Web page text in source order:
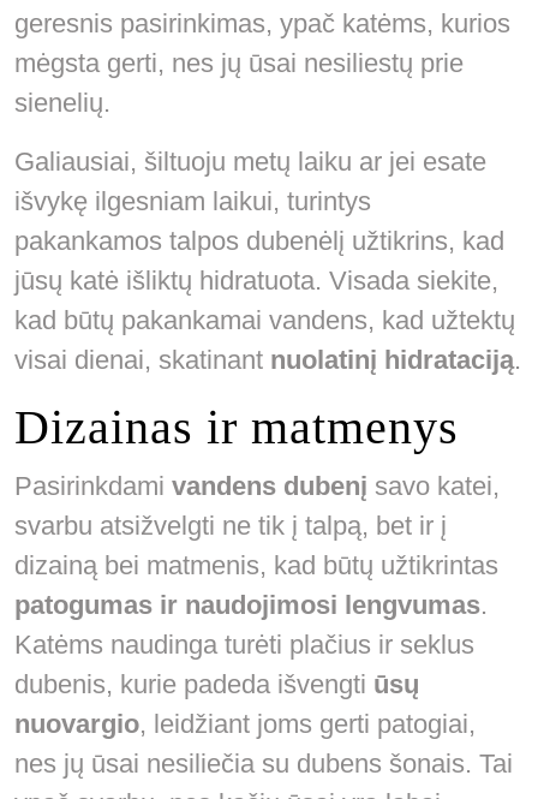
geresnis pasirinkimas, ypač katėms, kurios
mėgsta gerti, nes jų ūsai nesiliestų prie
sienelių.
Galiausiai, šiltuoju metų laiku ar jei esate
išvykę ilgesniam laikui, turintys
pakankamos talpos dubenėlį užtikrins, kad
jūsų katė išliktų hidratuota. Visada siekite,
kad būtų pakankamai vandens, kad užtektų
visai dienai, skatinant nuolatinį hidrataciją.
Dizainas ir matmenys
Pasirinkdami vandens dubenį savo katei,
svarbu atsižvelgti ne tik į talpą, bet ir į
dizainą bei matmenis, kad būtų užtikrintas
patogumas ir naudojimosi lengvumas.
Katėms naudinga turėti plačius ir seklus
dubenis, kurie padeda išvengti ūsų
nuovargio, leidžiant joms gerti patogiai,
nes jų ūsai nesiliečia su dubens šonais. Tai